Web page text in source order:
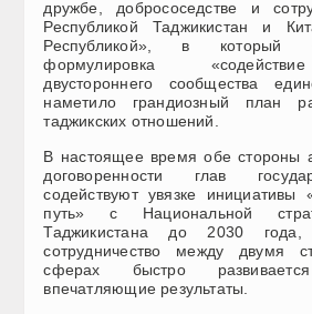
дружбе, добрососедстве и
Республикой Таджикистан и
Республикой», в который
формулировка
двустороннего сообщества
наметило грандиозный план
таджикских отношений.
В настоящее время обе стороны
договоренности глав
содействуют увязке
путь» с Национальной
Таджикистана до 2030 года,
сотрудничество между двумя
сферах быстро
впечатляющие результаты.